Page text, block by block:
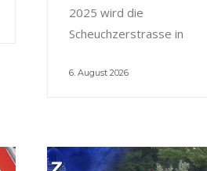
2025 wird die
Scheuchzerstrasse in
6. August 2026